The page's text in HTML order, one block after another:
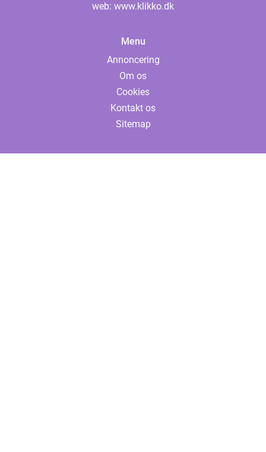
web: www.klikko.dk
Menu
Annoncering
Om os
Cookies
Kontakt os
Sitemap